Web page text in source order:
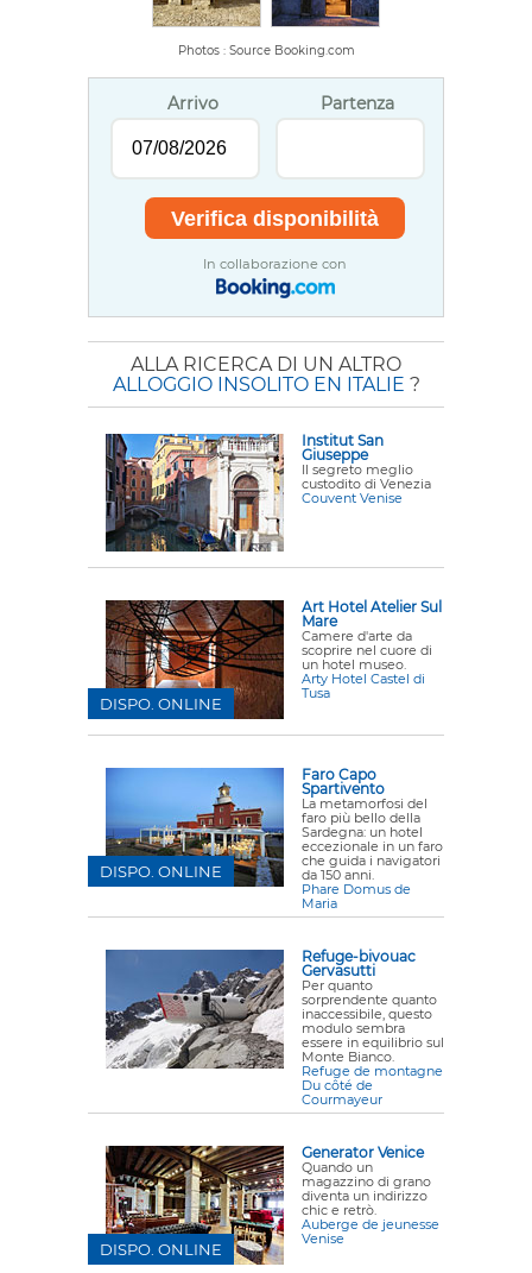
Photos : Source Booking.com
Arrivo Partenza
In collaborazione con
ALLA RICERCA DI UN ALTRO
ALLOGGIO INSOLITO EN ITALIE ?
Institut San
Giuseppe
Il segreto meglio
custodito di Venezia
Couvent Venise
Art Hotel Atelier Sul
Mare
Camere d'arte da
scoprire nel cuore di
un hotel museo.
Arty Hotel Castel di
Tusa
DISPO. ONLINE
Faro Capo
Spartivento
La metamorfosi del
faro più bello della
Sardegna: un hotel
eccezionale in un faro
che guida i navigatori
da 150 anni.
Phare Domus de
Maria
DISPO. ONLINE
Refuge-bivouac
Gervasutti
Per quanto
sorprendente quanto
inaccessibile, questo
modulo sembra
essere in equilibrio sul
Monte Bianco.
Refuge de montagne
Du côté de
Courmayeur
Generator Venice
Quando un
magazzino di grano
diventa un indirizzo
chic e retrò.
Auberge de jeunesse
Venise
DISPO. ONLINE